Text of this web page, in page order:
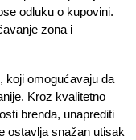
odluku o kupovini.
zona i
, koji omogućavaju da
Kroz kvalitetno
brenda, unaprediti
ostavlja snažan utisak